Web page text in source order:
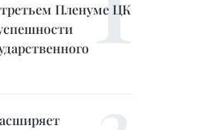
Пленуме ЦК